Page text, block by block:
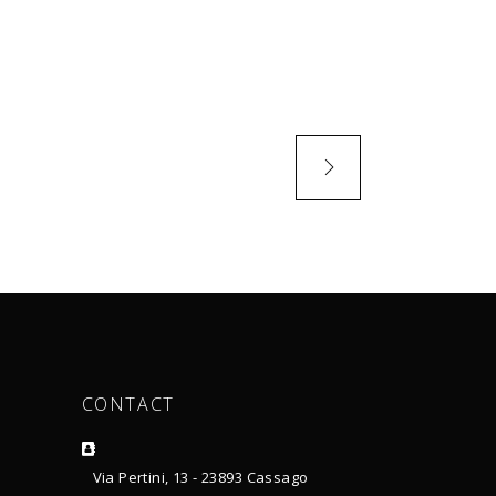
CONTACT
Via Pertini, 13 - 23893 Cassago